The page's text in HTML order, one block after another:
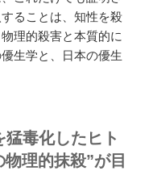
ることは、知性を殺
理的殺害と本質的に
生学と、日本の優生
猛毒化したヒト
理的抹殺”が目